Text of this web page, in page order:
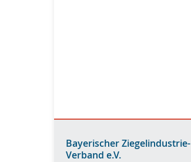
Bayerischer Ziegelindustrie-
Verband e.V.